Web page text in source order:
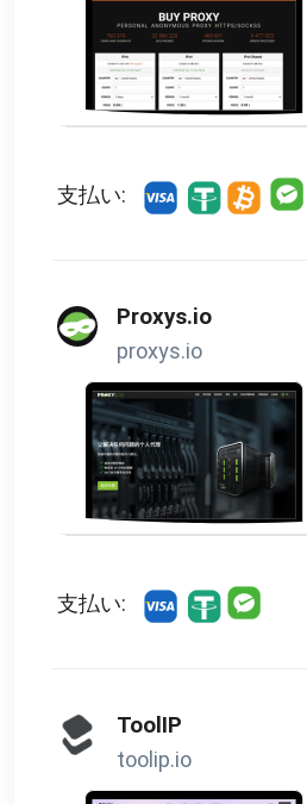
支払い:
Proxys.io
proxys.io
支払い:
ToolIP
toolip.io